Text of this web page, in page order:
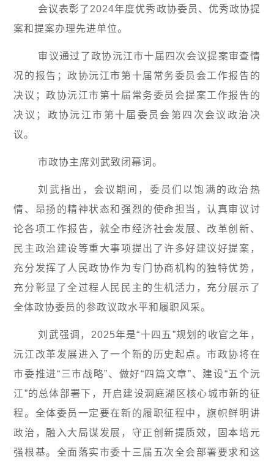
会议表彰了2024年度优秀政协委员、优秀政协提
案和提案办理先进单位。
审议通过了政协沅江市十届四次会议提案审查情
况的报告；政协沅江市第十届常务委员会工作报告的
决议；政协沅江市第十届常务委员会提案工作报告的
决议；政协沅江市第十届委员会第四次会议政治决
议。
市政协主席刘武致闭幕词。
刘武指出，会议期间，委员们以饱满的政治热
情、昂扬的精神状态和强烈的使命担当，认真审议讨
论各项工作报告，就全市经济社会发展、改革创新、
民主政治建设等重大事项提出了许多好建议好提案，
充分发挥了人民政协作为专门协商机构的独特优势，
充分彰显了全过程人民民主的生机活力，充分展示了
全体政协委员的参政议政水平和履职风采。
刘武强调，2025年是“十四五”规划的收官之年，
沅江改革发展进入了一个新的历史起点。市政协将在
市委推进“三市战略”、做好“四篇文章”、建设“五个沅
江”的总体部署下，开启建设洞庭湖区核心城市新的征
程。全体委员一定要在新的履职征程中，旗帜鲜明讲
政治，融入大局谋发展，守正创新提质效，固本培元
强根基。全面落实市委十三届五次全会部署要求和这